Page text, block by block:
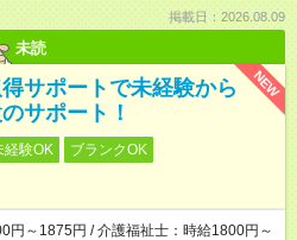
掲載日：2026.08.09
未読
NEW
サポートで未経験から
サポート！
経験OK
ブランクOK
円～1875円 / 介護福祉士：時給1800円～